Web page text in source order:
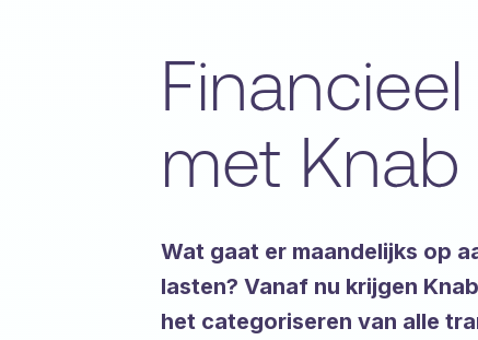
met
Wat gaat er maandelijks op
lasten? Vanaf nu krijgen
het categoriseren van alle